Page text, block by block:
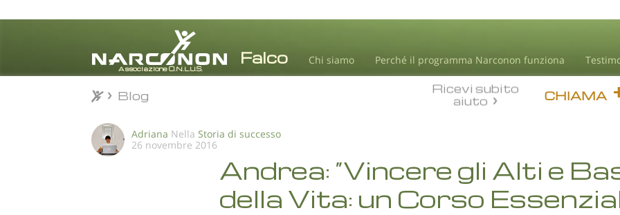
Chi siamo Perché il programma Narconon funziona
CHIAMA
Ricevi subito
aiuto
Blog
Adriana Nella Storia di successo
26 novembre 2016
Andrea: “Vincere gli Alti e
della Vita: un Corso
Blog